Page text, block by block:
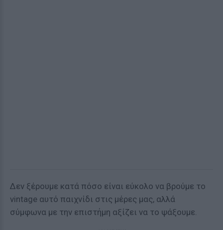
Δεν ξέρουμε κατά πόσο είναι εύκολο να βρούμε το
vintage αυτό παιχνίδι στις μέρες μας, αλλά
σύμφωνα με την επιστήμη αξίζει να το ψάξουμε.